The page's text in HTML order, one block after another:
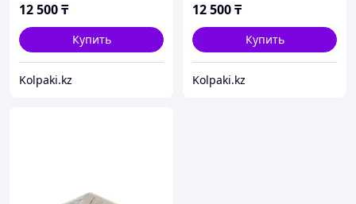
12 500₸
Купить
Kolpaki.kz
12 500₸
Купить
Kolpaki.kz